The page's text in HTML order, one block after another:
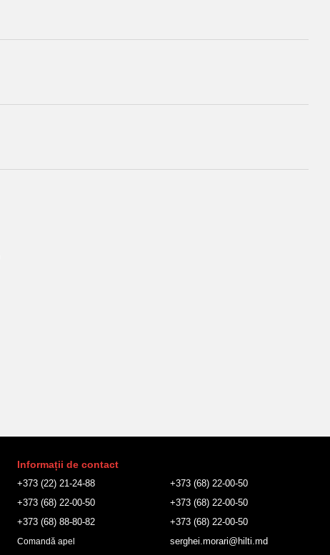
Informații de contact
+373 (22) 21-24-88
+373 (68) 22-00-50
+373 (68) 88-80-82
Comandă apel
+373 (68) 22-00-50
+373 (68) 22-00-50
+373 (68) 22-00-50
serghei.morari@hilti.md